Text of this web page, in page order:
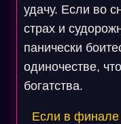
удачу. Если во
страх и
панически
одиночестве,
богатства.
Если в финале